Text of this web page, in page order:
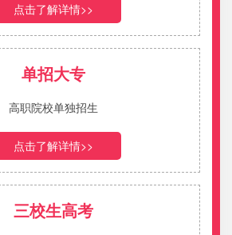
江西工商技工学校
江西工商技工学校 2021-04-03
南昌理工技工学校
报名火热进行中！
点击了解详情>>
单招大专
高职院校单独招生
点击了解详情>>
三校生高考